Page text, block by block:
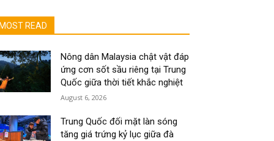
MOST READ
Nông dân Malaysia chật vật đáp
ứng cơn sốt sầu riêng tại Trung
Quốc giữa thời tiết khắc nghiệt
August 6, 2026
Trung Quốc đối mặt làn sóng
tăng giá trứng kỷ lục giữa đà